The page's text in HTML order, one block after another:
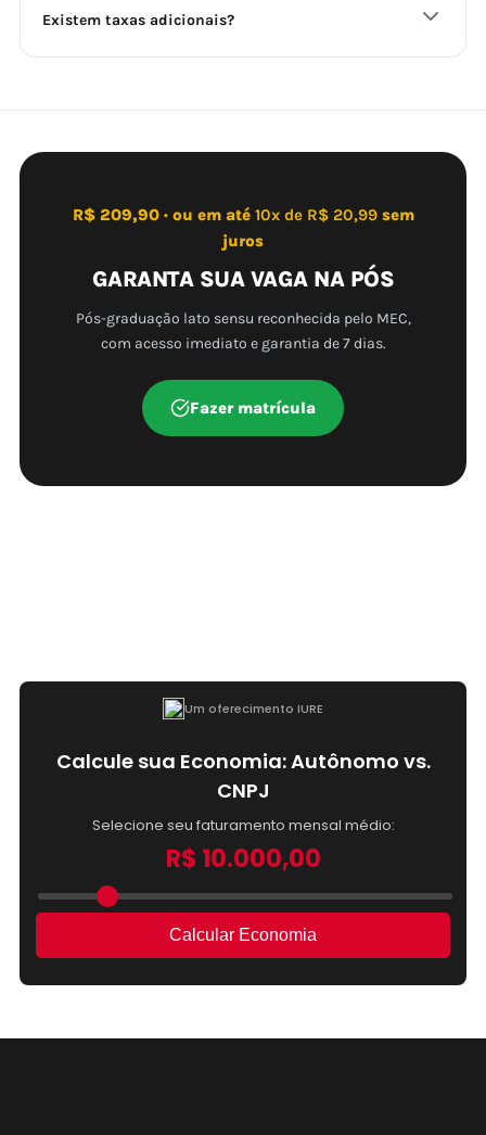
Existem taxas adicionais?
R$ 209,90 · ou em até 10x de R$ 20,99sem
juros
GARANTA SUA VAGA NA PÓS
Pós-graduação lato sensu reconhecida pelo MEC,
com acesso imediato e garantia de 7 dias.
Fazer matrícula